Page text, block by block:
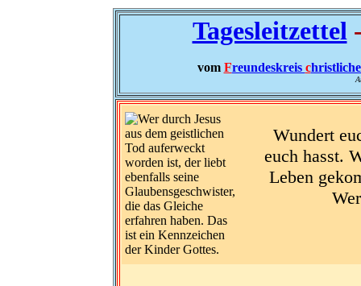
Tagesleitzettel
vom Freundeskreis c
Wundert
euch hasst.
Leben